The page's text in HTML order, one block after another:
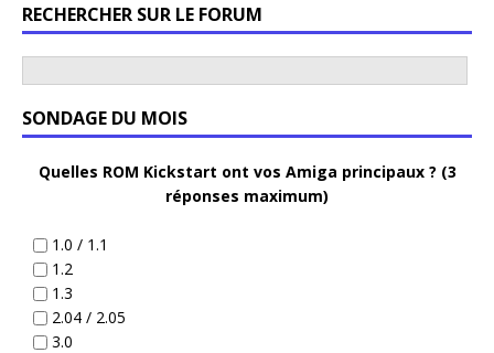
RECHERCHER SUR LE FORUM
SONDAGE DU MOIS
Quelles ROM Kickstart ont vos Amiga principaux ? (3
réponses maximum)
1.0 / 1.1
1.2
1.3
2.04 / 2.05
3.0